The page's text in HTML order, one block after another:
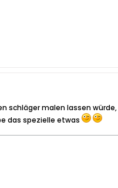
schläger malen lassen
das spezielle etwas